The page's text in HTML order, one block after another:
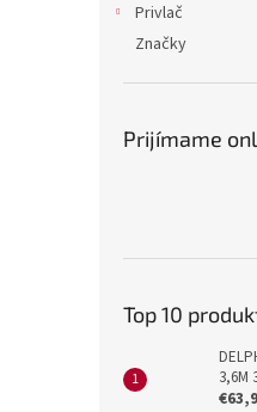
Privlač
Značky
Prijímame
Top 10
3,6M